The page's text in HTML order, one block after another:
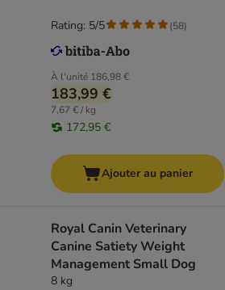
À l'unité 186,98 €
183,99 €
7,67 € / kg
172,95 €
Rating: 5/5 (58)
Ajouter au panier
Royal Canin Veterinary
Canine Satiety Weight
Management Small Dog
8 kg